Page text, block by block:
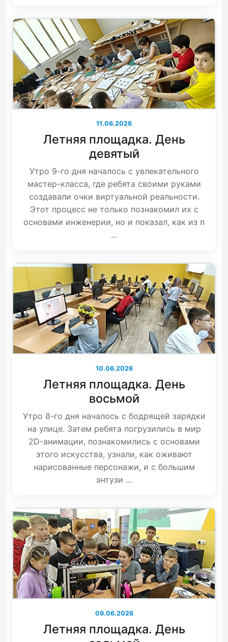
11.06.2026
Летняя площадка. День
девятый
Утро 9-го дня началось с увлекательного
мастер-класса, где ребята своими руками
создавали очки виртуальной реальности.
Этот процесс не только познакомил их с
основами инженерии, но и показал, как из п
...
10.06.2026
Летняя площадка. День
восьмой
Утро 8-го дня началось с бодрящей зарядки
на улице. Затем ребята погрузились в мир
2D-анимации, познакомились с основами
этого искусства, узнали, как оживают
нарисованные персонажи, и с большим
энтузи ...
09.06.2026
Летняя площадка. День